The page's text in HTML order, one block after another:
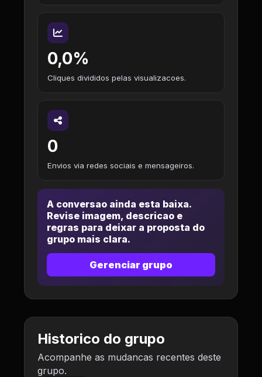
0,0%
Cliques divididos pelas visualizacoes.
0
Envios via redes sociais e mensageiros.
A conversao ainda esta baixa.
Revise imagem, descricao e
regras para deixar a proposta do
grupo mais clara.
Gerenciar grupo
Historico do grupo
Acompanhe as mudancas recentes deste
grupo.